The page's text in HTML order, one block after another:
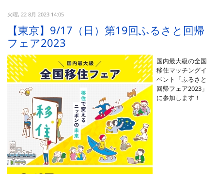
火曜, 22 8月 2023 14:05
【東京】9/17（日）第19回ふるさと回帰
フェア2023
国内最大級の全国
移住マッチングイ
ベント「ふるさと
回帰フェア2023」
に参加します！